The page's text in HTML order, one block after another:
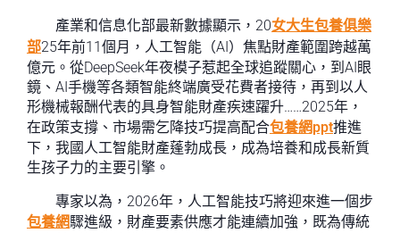
產業和信息化部最新數據顯示，20女大生包養俱樂
部25年前11個月，人工智能（AI）焦點財產範圍跨越萬
億元。從DeepSeek年夜模子惹起全球追蹤關心，到AI眼
鏡、AI手機等各類智能終端廣受花費者接待，再到以人
形機械報酬代表的具身智能財產疾速躍升……2025年，
在政策支撐、市場需乞降技巧提高配合包養網ppt推進
下，我國人工智能財產蓬勃成長，成為培養和成長新質
生孩子力的主要引擎。
專家以為，2026年，人工智能技巧將迎來進一個步
包養網驟進級，財產要素供應才能連續加強，既為傳統